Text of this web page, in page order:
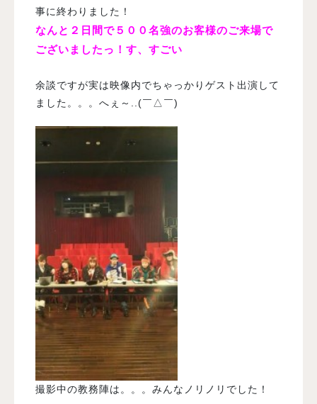
事に終わりました！
なんと２日間で５００名強のお客様のご来場で
ございましたっ！す、すごい
余談ですが実は映像内でちゃっかりゲスト出演して
ました。。。へぇ～..(￣△￣)
撮影中の教務陣は。。。みんなノリノリでした！